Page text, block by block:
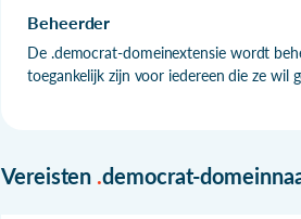
Beheerder
De .democrat-domeinextensie wordt
toegankelijk zijn voor iedereen die ze wil
Vereisten .democrat-